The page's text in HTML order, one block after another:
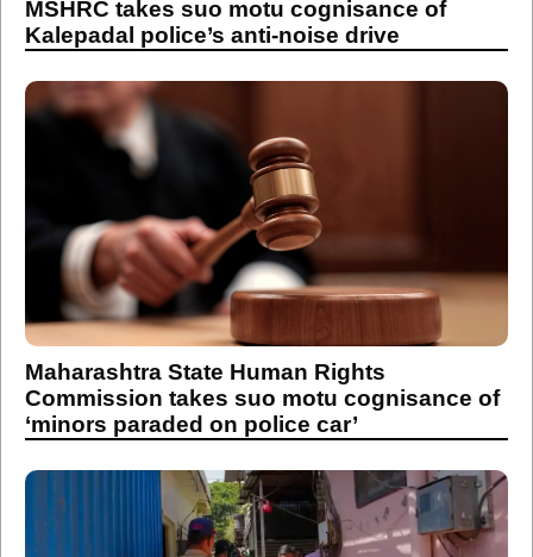
MSHRC takes suo motu cognisance of
Kalepadal police’s anti-noise drive
Maharashtra State Human Rights
Commission takes suo motu cognisance of
‘minors paraded on police car’